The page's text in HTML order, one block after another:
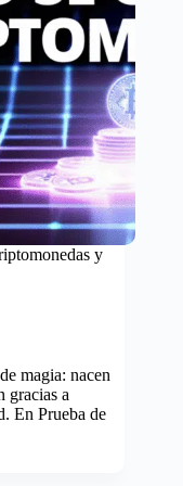
y
magia: nacen
gracias a
En Prueba de